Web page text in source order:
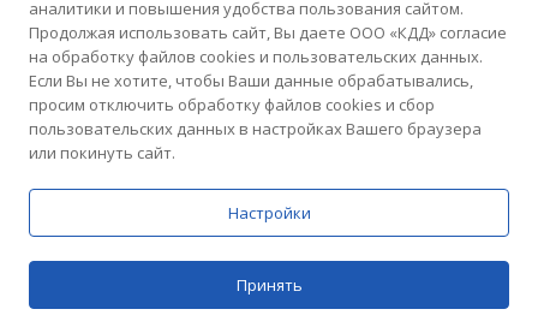
Цены Поиск
Домашний Доктор 5.0
5.0
аналитики и повышения удобства пользования сайтом.
Продолжая использовать сайт, Вы даете ООО «КДД» согласие
на обработку файлов cookies и пользовательских данных.
Если Вы не хотите, чтобы Ваши данные обрабатывались,
просим отключить обработку файлов cookies и сбор
пользовательских данных в настройках Вашего браузера
или покинуть сайт.
Настройки
Принять